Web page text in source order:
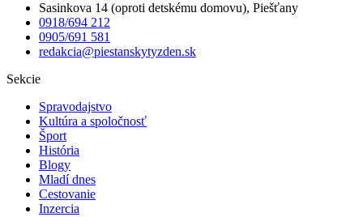
Sasinkova 14 (oproti detskému domovu), Piešťany
0918/694 212
0905/691 581
redakcia@piestanskytyzden.sk
Sekcie
Spravodajstvo
Kultúra a spoločnosť
Šport
História
Blogy
Mladí dnes
Cestovanie
Inzercia